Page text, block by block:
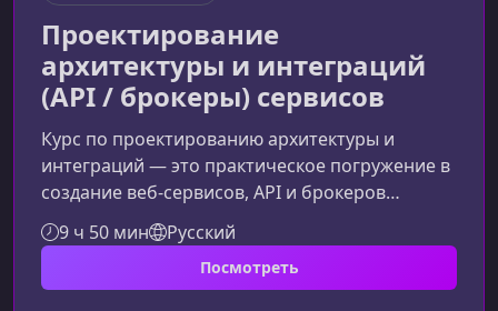
Проектирование
архитектуры и интеграций
(API / брокеры) сервисов
Курс по проектированию архитектуры и
интеграций — это практическое погружение в
создание веб‑сервисов, API и брокеров
сообщений с нуля. Вы научитесь собирать
требования, выбирать архитектурные
решения, проектировать устойчивые системы
9 ч 50 мин Русский
Посмотреть